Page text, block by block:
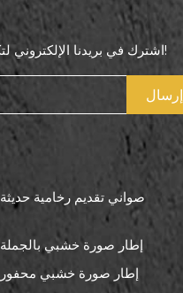
اشترك في بريدنا الإلكتروني لتكون أول من يعرف عروضنا الخاصة!
إرسال
صواني تقديم رخامية حديثة
إطار صورة خشبي بالجملة
إطار صورة خشبي محفور